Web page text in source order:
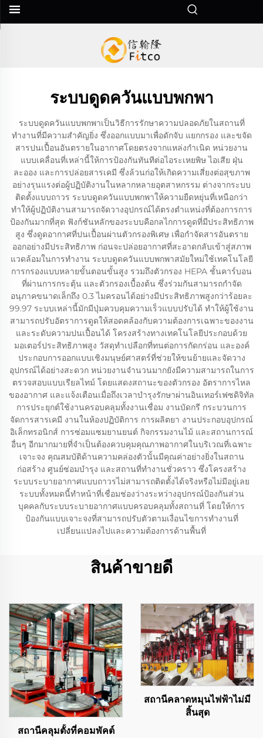
ระบบดูดควันแบบพกพา
ระบบดูดควันแบบพกพาเป็นวิธีการรักษาความปลอดภัยในสถานที่
ทำงานที่มีความสำคัญยิ่ง ซึ่งออกแบบมาเพื่อดักจับ แยกกรอง และขจัด
สารปนเปื้อนอันตรายในอากาศโดยตรงจากแหล่งกำเนิด หน่วยงาน
แบบเคลื่อนที่เหล่านี้ให้การป้องกันทันทีต่อไอระเหยพิษ ไอเสีย ฝุ่น
ละออง และการปล่อยสารเคมี ซึ่งล้วนก่อให้เกิดความเสี่ยงต่อสุขภาพ
อย่างรุนแรงต่อผู้ปฏิบัติงานในหลากหลายอุตสาหกรรม ต่างจากระบบ
ติดตั้งแบบถาวร ระบบดูดควันแบบพกพาให้ความยืดหยุ่นที่เหนือกว่า
ทำให้ผู้ปฏิบัติงานสามารถจัดวางอุปกรณ์ได้ตรงตำแหน่งที่ต้องการการ
ป้องกันมากที่สุด ฟังก์ชันหลักของระบบคือกลไกการดูดที่มีประสิทธิภาพ
สูง ซึ่งดูดอากาศที่ปนเปื้อนผ่านตัวกรองพิเศษ เพื่อกำจัดสารอันตราย
ออกอย่างมีประสิทธิภาพ ก่อนจะปล่อยอากาศที่สะอาดกลับเข้าสู่สภาพ
แวดล้อมในการทำงาน ระบบดูดควันแบบพกพาสมัยใหม่ใช้เทคโนโลยี
การกรองแบบหลายขั้นตอนขั้นสูง รวมถึงตัวกรอง HEPA ชั้นคาร์บอน
ที่ผ่านการกระตุ้น และตัวกรองเบื้องต้น ซึ่งร่วมกันสามารถกำจัด
อนุภาคขนาดเล็กถึง 0.3 ไมครอนได้อย่างมีประสิทธิภาพสูงกว่าร้อยละ
99.97 ระบบเหล่านี้มักมีปุ่มควบคุมความเร็วแบบปรับได้ ทำให้ผู้ใช้งาน
สามารถปรับอัตราการดูดให้สอดคล้องกับความต้องการเฉพาะของงาน
และระดับความปนเปื้อนได้ โครงสร้างทางเทคโนโลยีประกอบด้วย
มอเตอร์ประสิทธิภาพสูง วัสดุทำเปลือกที่ทนต่อการกัดกร่อน และองค์
ประกอบการออกแบบเชิงมนุษย์ศาสตร์ที่ช่วยให้ขนย้ายและจัดวาง
อุปกรณ์ได้อย่างสะดวก หน่วยงานจำนวนมากยังมีความสามารถในการ
ตรวจสอบแบบเรียลไทม์ โดยแสดงสถานะของตัวกรอง อัตราการไหล
ของอากาศ และแจ้งเตือนเมื่อถึงเวลาบำรุงรักษาผ่านอินเทอร์เฟซดิจิทัล
การประยุกต์ใช้งานครอบคลุมทั้งงานเชื่อม งานบัดกรี กระบวนการ
จัดการสารเคมี งานในห้องปฏิบัติการ การผลิตยา งานประกอบอุปกรณ์
อิเล็กทรอนิกส์ การซ่อมแซมยานยนต์ กิจกรรมงานไม้ และสถานการณ์
อื่นๆ อีกมากมายที่จำเป็นต้องควบคุมคุณภาพอากาศในบริเวณที่เฉพาะ
เจาะจง คุณสมบัติด้านความคล่องตัวนั้นมีคุณค่าอย่างยิ่งในสถาน
ก่อสร้าง ศูนย์ซ่อมบำรุง และสถานที่ทำงานชั่วคราว ซึ่งโครงสร้าง
ระบบระบายอากาศแบบถาวรไม่สามารถติดตั้งได้จริงหรือไม่มีอยู่เลย
ระบบทั้งหมดนี้ทำหน้าที่เชื่อมช่องว่างระหว่างอุปกรณ์ป้องกันส่วน
บุคคลกับระบบระบายอากาศแบบครอบคลุมทั้งสถานที่ โดยให้การ
ป้องกันแบบเจาะจงที่สามารถปรับตัวตามเงื่อนไขการทำงานที่
เปลี่ยนแปลงไปและความต้องการด้านพื้นที่
สินค้าขายดี
สถานีคลุมตั้งที่คอมพัคต์
สถานีคลาดหมุนไฟฟ้าไม่มี
สิ้นสุด